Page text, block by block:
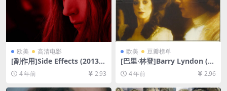
欧美 高清电影
[副作用]Side Effects (2013)
[百度网盘+迅雷云盘资源1080
P超清未删减][MP4/6GB][中
英字幕]
4 年前 2.93
欧美 豆瓣榜单
[巴里·林登]Barry Lyndon (19
75)[百度网盘+迅雷云盘资源1
080P超清未删减][MP4/12G
B][中英字幕]
4 年前 2.96